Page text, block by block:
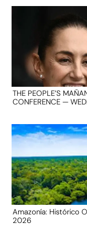
THE PEOPLE’S
CONFERENCE —
Amazonía: Histórico
2026